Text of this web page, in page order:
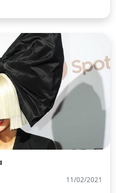
11/02/2021